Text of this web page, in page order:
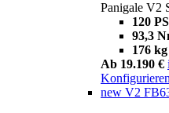
Panigale V2
120 PS
93,3
176 kg
Ab 19.190 € i
Konfigurieren
new V2